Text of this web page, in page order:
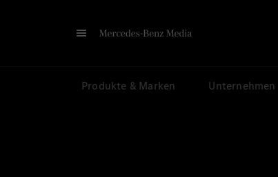
Produkte & Marken Unternehmen